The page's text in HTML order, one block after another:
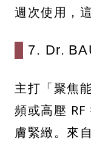
週次使用，
7. Dr.
主打「聚焦
頻或高壓
膚緊緻。來